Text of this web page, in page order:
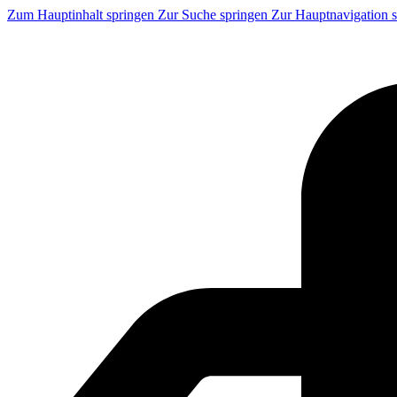
Zum Hauptinhalt springen Zur Suche springen Zur Hauptnavigation